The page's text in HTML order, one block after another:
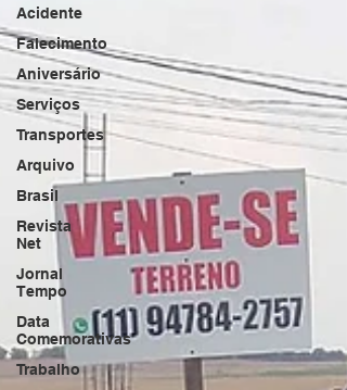
Acidente
Falecimento
Aniversário
Serviços
Transportes
Arquivo
Brasil
Revista
Net
Jornal
Tempo
Data
Comemorativas
Trabalho